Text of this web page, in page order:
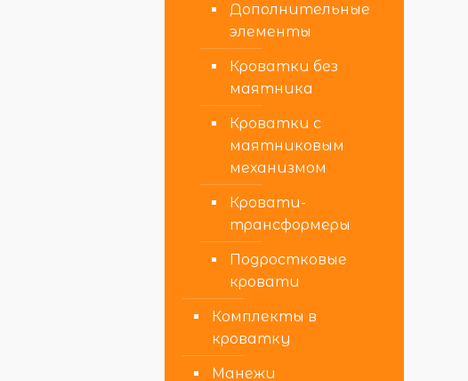
Дополнительные
элементы
Кроватки без
маятника
Кроватки с
маятниковым
механизмом
Кровати-
трансформеры
Подростковые
кровати
Комплекты в
кроватку
Манежи